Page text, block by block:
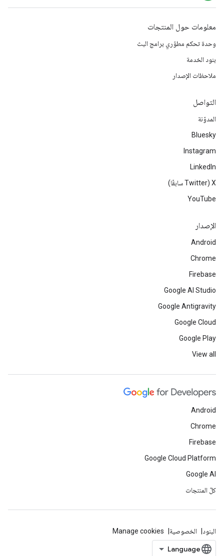
معلومات حول المنتجات
وحدة تحكم مطوّري برامج البث
بنود الخدمة
ملاحظات الإصدار
التواصل
المدوّنة
Bluesky
Instagram
LinkedIn
‫X ‏(Twitter سابقًا)
YouTube
الإصدار
Android
Chrome
Firebase
Google AI Studio
Google Antigravity
Google Cloud
Google Play
View all
Android
Chrome
Firebase
Google Cloud Platform
Google AI
كلّ المنتجات
البنود الخصوصية Manage cookies